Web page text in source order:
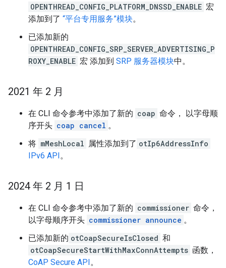
OPENTHREAD_CONFIG_PLATFORM_DNSSD_ENABLE 宏
添加到了 “平台专用服务”模块。
已添加新的
OPENTHREAD_CONFIG_SRP_SERVER_ADVERTISING_P
ROXY_ENABLE 宏 添加到 SRP 服务器模块中。
2021 年 2 月
在 CLI 命令参考中添加了新的 coap 命令， 以字母顺
序开头 coap cancel 。
将 mMeshLocal 属性添加到了 otIp6AddressInfo
IPv6 API。
2024 年 2 月 1 日
在 CLI 命令参考中添加了新的 commissioner 命令，
以字母顺序开头 commissioner announce 。
已添加新的 otCoapSecureIsClosed 和
otCoapSecureStartWithMaxConnAttempts 函数，
CoAP Secure API。